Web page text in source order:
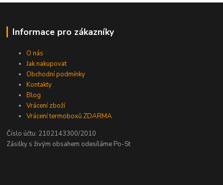
Informace pro zákazníky
O nás
Jak nakupovat
Obchodní podmínky
Kontakty
Blog
Vrácení zboží
Vrácení termoboxů ZDARMA
Číslo účtu: 2102143300/2010
Zásilky s živým obsahem odesíláme Po-St